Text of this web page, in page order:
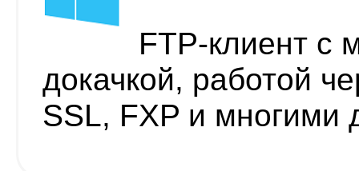
FTP-клиент с
докачкой, работой
SSL, FXP и многими